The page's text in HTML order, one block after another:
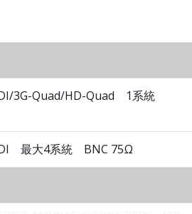
3G-Quad/HD-Quad 1系統
最大4系統 BNC 75Ω